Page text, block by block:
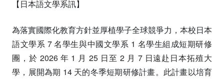
【日本語文學系訊】
為落實國際化教育方針並厚植學子全球競爭力，本校日本
語文學系 7 名學生與中國文學系 1 名學生組成短期研修
團，於 2026 年 1 月 25 日至 2 月 7 日遠赴日本拓殖大
學，展開為期 14 天的冬季短期研修計畫。此計畫以培育